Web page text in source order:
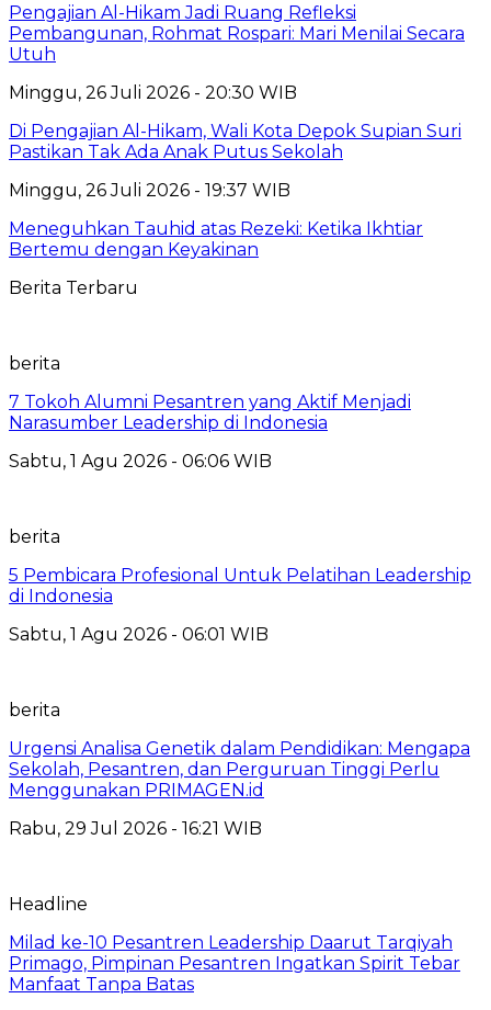
Pengajian Al-Hikam Jadi Ruang Refleksi
Pembangunan, Rohmat Rospari: Mari Menilai Secara
Utuh
Minggu, 26 Juli 2026 - 20:30 WIB
Di Pengajian Al-Hikam, Wali Kota Depok Supian Suri
Pastikan Tak Ada Anak Putus Sekolah
Minggu, 26 Juli 2026 - 19:37 WIB
Meneguhkan Tauhid atas Rezeki: Ketika Ikhtiar
Bertemu dengan Keyakinan
Berita Terbaru
berita
7 Tokoh Alumni Pesantren yang Aktif Menjadi
Narasumber Leadership di Indonesia
Sabtu, 1 Agu 2026 - 06:06 WIB
berita
5 Pembicara Profesional Untuk Pelatihan Leadership
di Indonesia
Sabtu, 1 Agu 2026 - 06:01 WIB
berita
Urgensi Analisa Genetik dalam Pendidikan: Mengapa
Sekolah, Pesantren, dan Perguruan Tinggi Perlu
Menggunakan PRIMAGEN.id
Rabu, 29 Jul 2026 - 16:21 WIB
Headline
Milad ke-10 Pesantren Leadership Daarut Tarqiyah
Primago, Pimpinan Pesantren Ingatkan Spirit Tebar
Manfaat Tanpa Batas